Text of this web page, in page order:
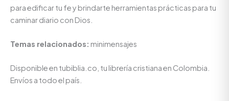
para edificar tu fe y brindarte herramientas prácticas para tu
caminar diario con Dios.
Temas relacionados: minimensajes
Disponible en tubiblia.co, tu librería cristiana en Colombia.
Envíos a todo el país.